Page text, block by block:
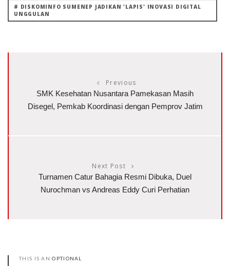
# DISKOMINFO SUMENEP JADIKAN 'LAPIS' INOVASI DIGITAL
UNGGULAN
Previous
SMK Kesehatan Nusantara Pamekasan Masih
Disegel, Pemkab Koordinasi dengan Pemprov Jatim
Next Post
Turnamen Catur Bahagia Resmi Dibuka, Duel
Nurochman vs Andreas Eddy Curi Perhatian
THIS IS ANOPTIONAL